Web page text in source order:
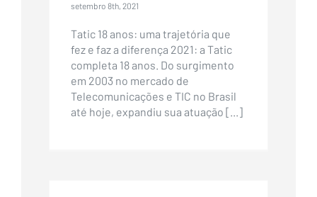
setembro 8th, 2021
Tatic 18 anos: uma trajetória que
fez e faz a diferença 2021: a Tatic
completa 18 anos. Do surgimento
em 2003 no mercado de
Telecomunicações e TIC no Brasil
até hoje, expandiu sua atuação [...]